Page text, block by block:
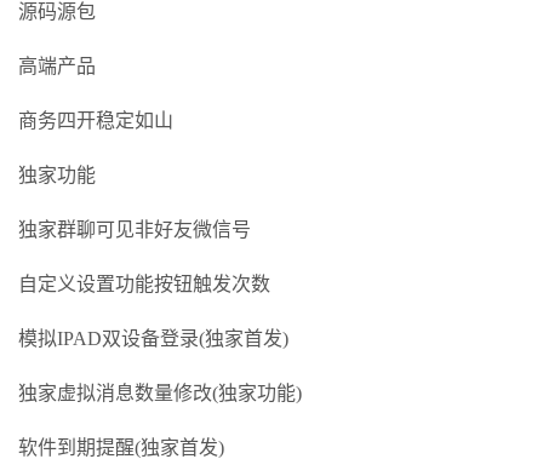
源码源包
高端产品
商务四开稳定如山
独家功能
独家群聊可见非好友微信号
自定义设置功能按钮触发次数
模拟IPAD双设备登录(独家首发)
独家虚拟消息数量修改(独家功能)
软件到期提醒(独家首发)